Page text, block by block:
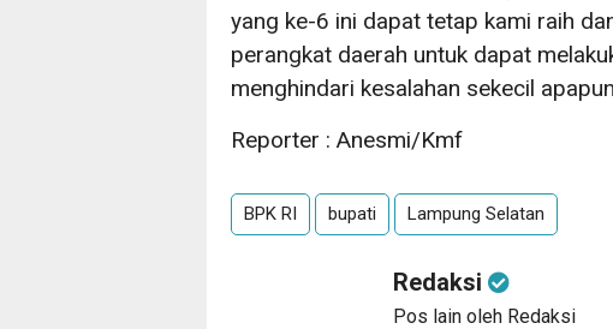
yang ke-6 ini dapat tetap kami raih
perangkat daerah untuk dapat
menghindari kesalahan sekecil
Reporter : Anesmi/Kmf
BPK RI bupati Lampung Selatan
Redaksi
Pos lain oleh Redaksi